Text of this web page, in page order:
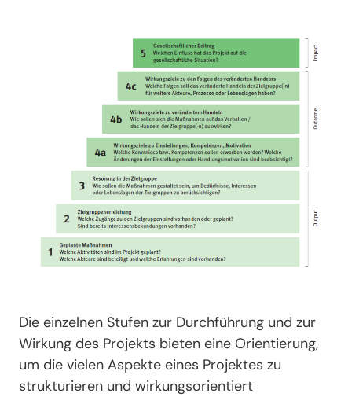
Die einzelnen Stufen zur Durchführung und zur
Wirkung des Projekts bieten eine Orientierung,
um die vielen Aspekte eines Projektes zu
strukturieren und wirkungsorientiert